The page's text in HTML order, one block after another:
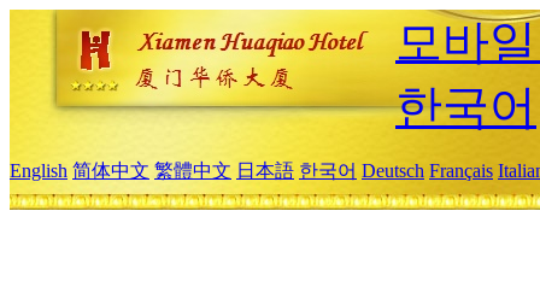
모바
한국어
English 简体中文 繁體中文 日本語 한국어 Deutsch Français